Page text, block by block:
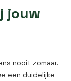
jouw
nooit zomaar.
een duidelijke